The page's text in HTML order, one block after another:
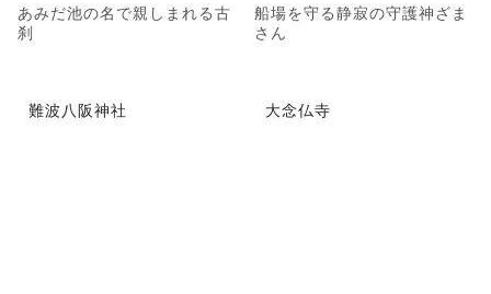
あみだ池の名で親しまれる古
刹
船場を守る静寂の守護神ざま
さん
難波八阪神社 大念仏寺